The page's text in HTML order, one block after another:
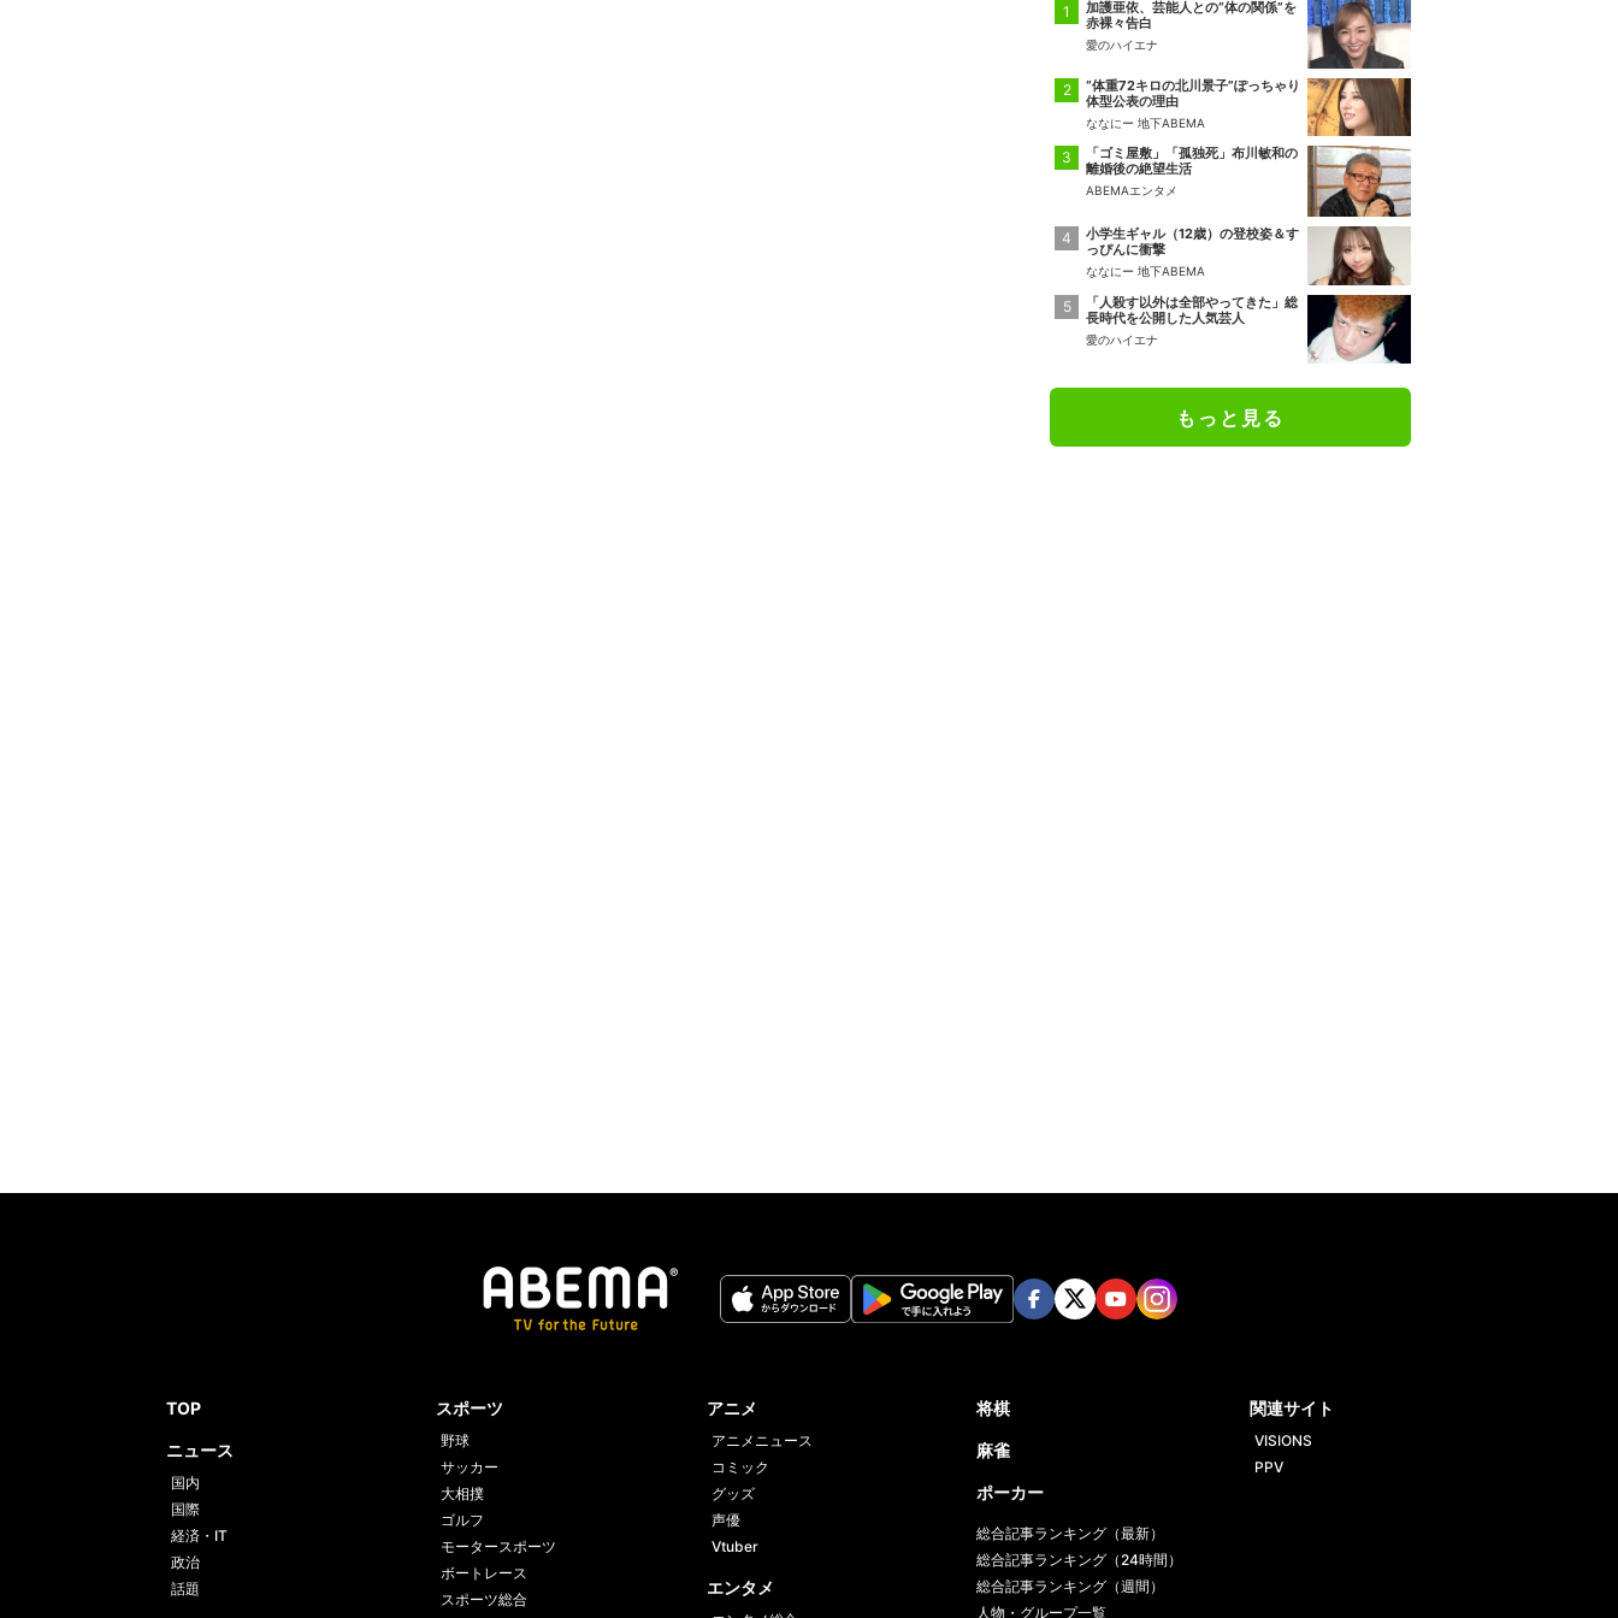
加護亜依、芸能人との“体の関係”を
赤裸々告白
愛のハイエナ
“体重72キロの北川景子”ぽっちゃり
体型公表の理由
ななにー 地下ABEMA
「ゴミ屋敷」「孤独死」布川敏和の
離婚後の絶望生活
ABEMAエンタメ
小学生ギャル（12歳）の登校姿＆す
っぴんに衝撃
ななにー 地下ABEMA
「人殺す以外は全部やってきた」総
長時代を公開した人気芸人
愛のハイエナ
もっと見る
TOP
ニュース
国内
国際
経済・IT
政治
話題
スポーツ
野球
サッカー
大相撲
ゴルフ
モータースポーツ
ボートレース
スポーツ総合
アニメ
アニメニュース
コミック
グッズ
声優
Vtuber
エンタメ
将棋
麻雀
ポーカー
総合記事ランキング（最新）
総合記事ランキング（24時間）
総合記事ランキング（週間）
人物・グループ一覧
関連サイト
VISIONS
PPV